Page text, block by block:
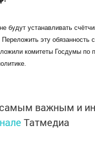
будут устанавливать
Переложить эту обязанность
комитеты Госдумы по
самым важным и
Татмедиа